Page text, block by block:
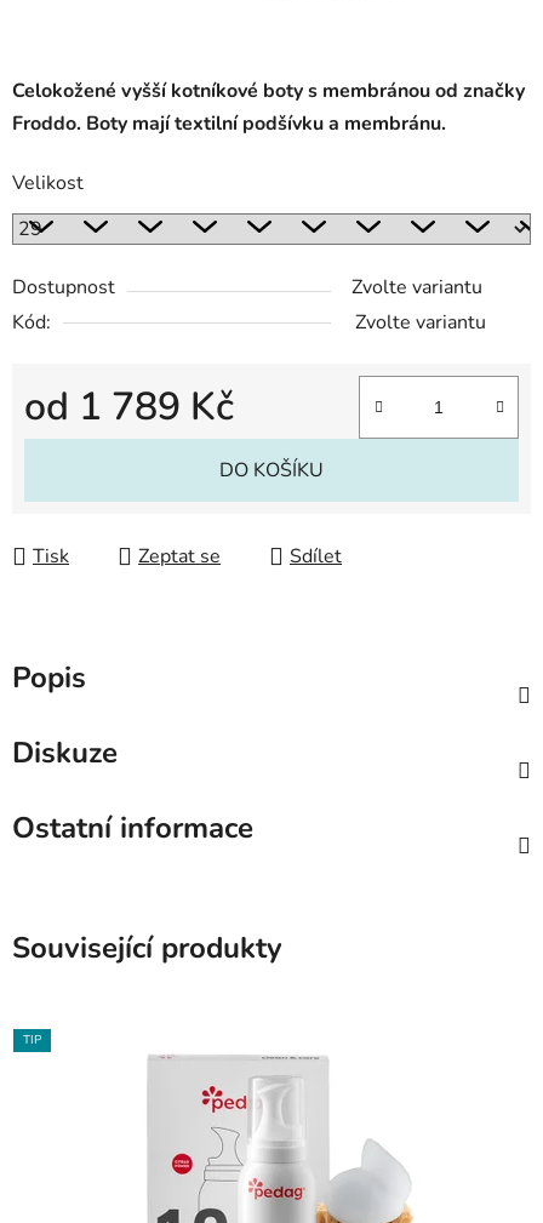
Celokožené vyšší kotníkové boty s membránou od značky
Froddo. Boty mají textilní podšívku a membránu.
Velikost
Dostupnost
Zvolte variantu
Kód:
Zvolte variantu
od 1 789 Kč
Měrná cena:
DO KOŠÍKU
Tisk Zeptat se Sdílet
Popis
Diskuze
Ostatní informace
Související produkty
TIP